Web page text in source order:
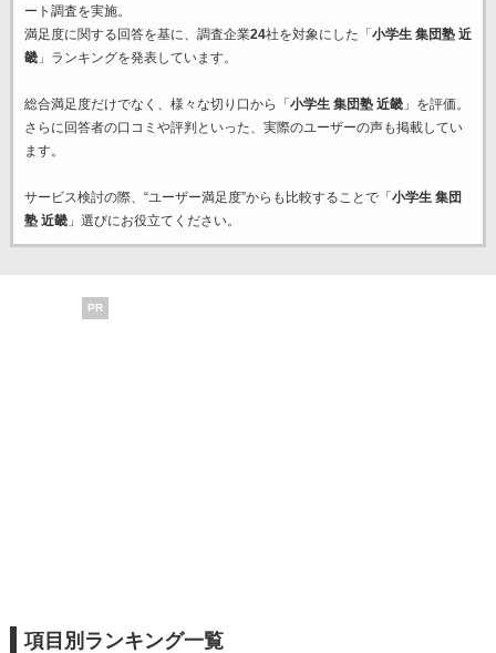
ート調査を実施。
満足度に関する回答を基に、調査企業24社を対象にした「 小学生 集団塾 近
畿」ランキングを発表しています。
総合満足度だけでなく、様々な切り口から「 小学生 集団塾 近畿」を評価。
さらに回答者の口コミや評判といった、実際のユーザーの声も掲載してい
ます。
サービス検討の際、“ユーザー満足度”からも比較することで「 小学生 集団
塾 近畿」選びにお役立てください。
PR
項目別ランキング一覧